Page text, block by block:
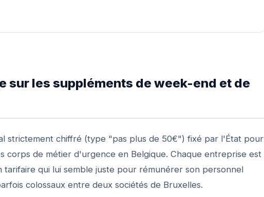
sur les suppléments de week-end et de
strictement chiffré (type "pas plus de 50€") fixé par l'État pour
corps de métier d'urgence en Belgique. Chaque entreprise est
tarifaire qui lui semble juste pour rémunérer son personnel
colossaux entre deux sociétés de Bruxelles.